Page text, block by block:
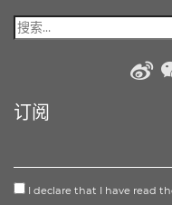
订阅
I declare that I have read